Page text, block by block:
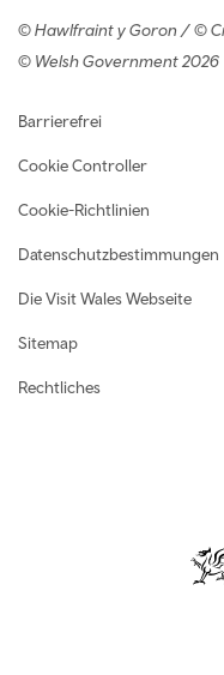
© Hawlfraint y Goron / ©
© Welsh Government 2026
Footer navigation
Barrierefrei
Cookie Controller
Cookie-Richtlinien
Datenschutzbestimmungen
Die Visit Wales Webseite
Sitemap
Rechtliches